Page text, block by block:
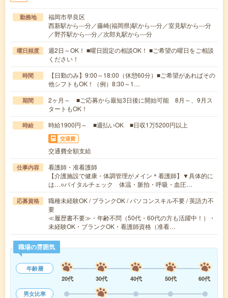
勤務地
福岡市早良区
西新駅から---分／藤崎(福岡県)駅から---分／室見駅から---分
／野芥駅から---分／次郎丸駅から---分
曜日頻度
週2日～OK！ ■曜日固定の相談OK！ ■ご希望の曜日をご相談
ください！
時間
【日勤のみ】9:00～18:00（休憩60分）■ご希望があればその
他シフトもOK！（例）8:30～1…
期間
2ヶ月～ ■ご応募から最短3日後に開始可能 8月～、9月ス
タートもOK！
時給 時給1900円～ ■週払いOK ■日収1万5200円以上
交通費
交通費全額支給
仕事内容
看護師・准看護師
【介護施設で健康・体調管理がメイン＊看護師】▼具体的に
は…○バイタルチェック 体温・脈拍・呼吸・血圧…
応募資格
職種未経験OK / ブランクOK / パソコンスキル不要 / 英語力不
要
≪履歴書不要≫・年齢不問（50代・60代の方も活躍中！）・
未経験OK・ブランクOK・看護師資格（准看…
職場の雰囲気
年齢層
20代
30代 40代 50代
60代
男女比率